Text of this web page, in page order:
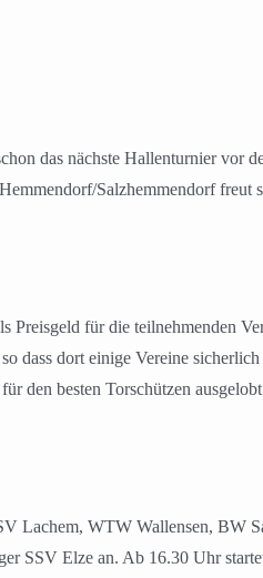
das nächste Hallenturnier vor
Salzhemmendorf freut
Preisgeld für die teilnehmenden
dass dort einige Vereine sicherlich
den besten Torschützen
Lachem, WTW Wallensen, BW
SSV Elze an. Ab 16.30 Uhr